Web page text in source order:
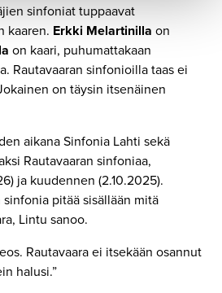
sinfoniat tuppaavat
kaaren. Erkki Melartinilla on
on kaari, puhumattakaan
Rautavaaran sinfonioilla taas ei
on täysin itsenäinen
aikana Sinfonia Lahti sekä
Rautavaaran sinfoniaa,
ja kuudennen (2.10.2025).
pitää sisällään mitä
Lintu sanoo.
Rautavaara ei itsekään osannut
halusi.”